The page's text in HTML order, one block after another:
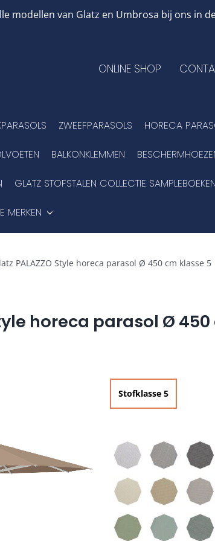
modellen van Glatz en Umbrosa bij ons in
ONLINE SHOP
ZWEEFPARASOLS HORECA
BALKONKLEMMEN
GLATZ STOFSTALEN COLLECTIE
MERKEN
PALAZZO Style horeca parasol Ø 450 cm klasse 5
horeca parasol Ø
Stofklasse 5